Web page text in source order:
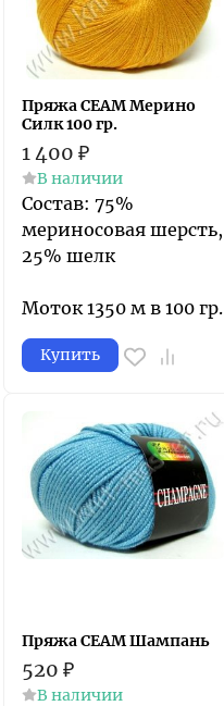
Пряжа СЕАМ Мерино
Силк 100 гр.
1 400 ₽
В наличии
Состав: 75%
мериносовая шерсть,
25% шелк
Моток 1350 м в 100 гр.
Купить
Пряжа СЕАМ Шампань
520 ₽
В наличии